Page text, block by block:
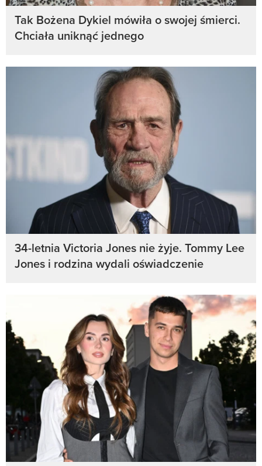
Tak Bożena Dykiel mówiła o swojej śmierci.
Chciała uniknąć jednego
34-letnia Victoria Jones nie żyje. Tommy Lee
Jones i rodzina wydali oświadczenie